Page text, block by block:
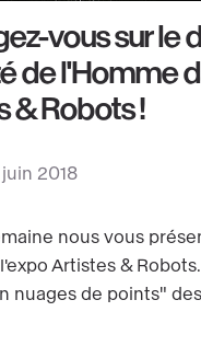
vous sur le
de l'Homme
& Robots !
juin 2018
nous vous
Artistes &
nuages de points"